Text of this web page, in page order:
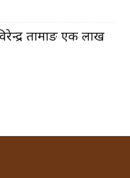
तामाङ एक लाख